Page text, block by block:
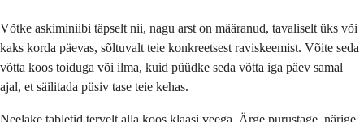
Võtke askiminiibi täpselt nii, nagu arst on määranud, tavaliselt üks või
kaks korda päevas, sõltuvalt teie konkreetsest raviskeemist. Võite seda
võtta koos toiduga või ilma, kuid püüdke seda võtta iga päev samal
ajal, et säilitada püsiv tase teie kehas.